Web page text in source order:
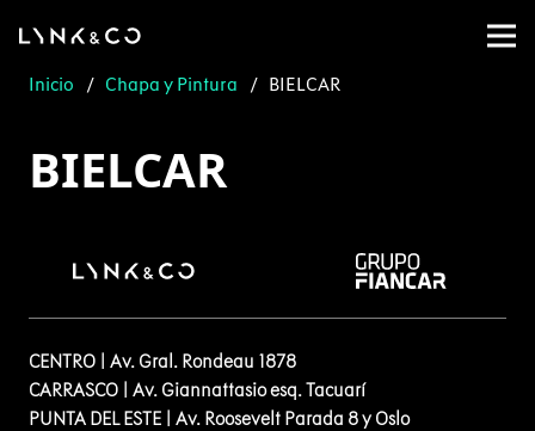
Inicio / Chapa y Pintura / BIELCAR
BIELCAR
CENTRO | Av. Gral. Rondeau 1878
CARRASCO | Av. Giannattasio esq. Tacuarí
PUNTA DEL ESTE | Av. Roosevelt Parada 8 y Oslo